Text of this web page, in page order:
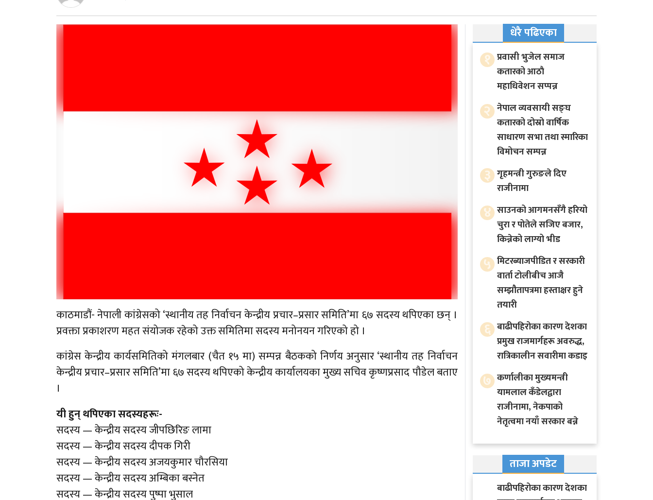
काठमाडौं- नेपाली कांग्रेसको ‘स्थानीय तह निर्वाचन केन्द्रीय प्रचार–प्रसार समिति’मा ६७ सदस्य थपिएका छन् ।
प्रवक्ता प्रकाशरण महत संयोजक रहेको उक्त समितिमा सदस्य मनोनयन गरिएको हो ।
कांग्रेस केन्द्रीय कार्यसमितिको मंगलबार (चैत १५ मा) सम्पन्न बैठकको निर्णय अनुसार ‘स्थानीय तह निर्वाचन
केन्द्रीय प्रचार–प्रसार समिति’मा ६७ सदस्य थपिएको केन्द्रीय कार्यालयका मुख्य सचिव कृष्णप्रसाद पौडेल बताए
।
यी हुन् थपिएका सदस्यहरूः-
सदस्य — केन्द्रीय सदस्य जीपछिरिङ लामा
सदस्य — केन्द्रीय सदस्य दीपक गिरी
सदस्य — केन्द्रीय सदस्य अजयकुमार चौरसिया
सदस्य — केन्द्रीय सदस्य अम्बिका बस्नेत
सदस्य — केन्द्रीय सदस्य पुष्पा भुसाल
धेरै पढिएका
१ प्रवासी भुजेल समाज
कतारको आठाै
महाधिवेशन सप्पन्न
२ नेपाल व्यवसायी सङ्घ
कतारको दोस्रो वार्षिक
साधारण सभा तथा स्मारिका
विमोचन सम्पन्न
३ गृहमन्त्री गुरुङले दिए
राजीनामा
४ साउनको आगमनसँगै हरियो
चुरा र पोतेले सजिए बजार,
किन्नेको लाग्यो भीड
५ मिटरब्याजपीडित र सरकारी
वार्ता टोलीबीच आजै
सम्झौतापत्रमा हस्ताक्षर हुने
तयारी
६ बाढीपहिरोका कारण देशका
प्रमुख राजमार्गहरू अवरुद्ध,
रात्रिकालीन सवारीमा कडाइ
७ कर्णालीका मुख्यमन्त्री
यामलाल कँडेलद्वारा
राजीनामा, नेकपाको
नेतृत्वमा नयाँ सरकार बन्ने
ताजा अपडेट
बाढीपहिरोका कारण देशका